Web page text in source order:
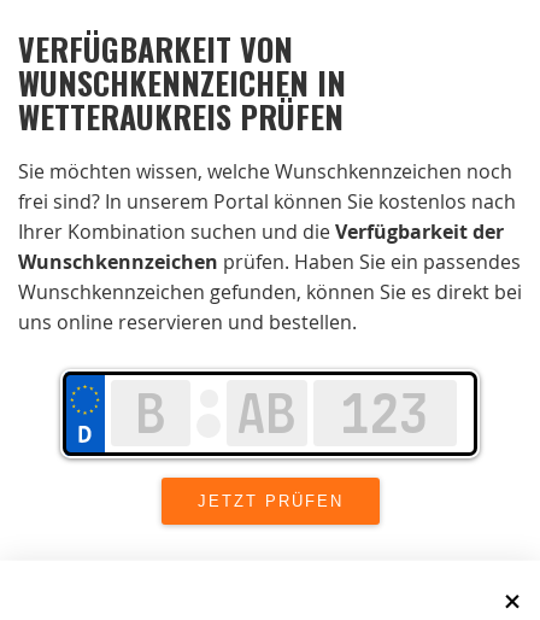
VERFÜGBARKEIT VON
WUNSCHKENNZEICHEN IN
WETTERAUKREIS PRÜFEN
Sie möchten wissen, welche Wunschkennzeichen noch
frei sind? In unserem Portal können Sie kostenlos nach
Ihrer Kombination suchen und dieVerfügbarkeit der
Wunschkennzeichen prüfen. Haben Sie ein passendes
Wunschkennzeichen gefunden, können Sie es direkt bei
uns online reservieren und bestellen.